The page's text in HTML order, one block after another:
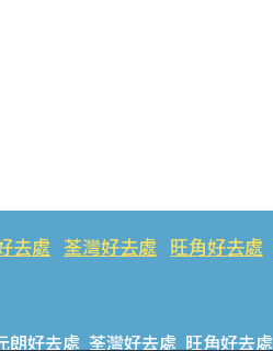
去處 荃灣好去處 旺角好去處
朗好去處 荃灣好去處 旺角好去處